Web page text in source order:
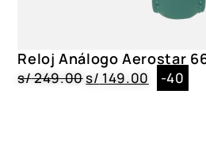
Reloj Análogo Aerostar
s/249.00s/ 149.00 -40